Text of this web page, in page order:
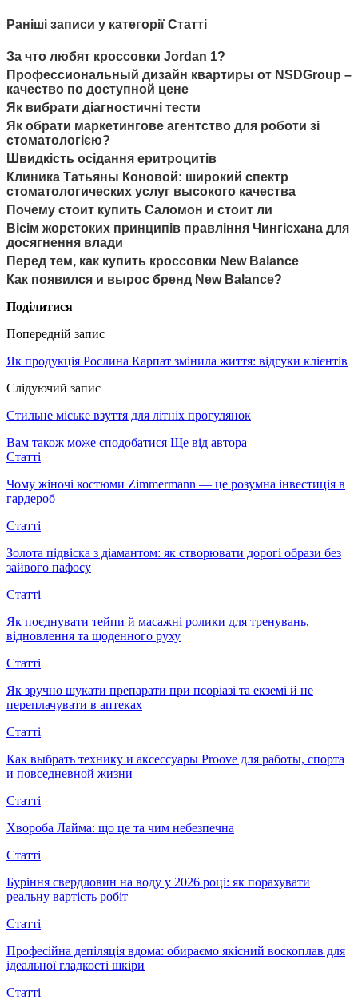
Раніші записи у категорії Статті
За что любят кроссовки Jordan 1?
Профессиональный дизайн квартиры от NSDGroup –
качество по доступной цене
Як вибрати діагностичні тести
Як обрати маркетингове агентство для роботи зі
стоматологією?
Швидкість осідання еритроцитів
Клиника Татьяны Коновой: широкий спектр
стоматологических услуг высокого качества
Почему стоит купить Саломон и стоит ли
Вісім жорстоких принципів правління Чингісхана для
досягнення влади
Перед тем, как купить кроссовки New Balance
Как появился и вырос бренд New Balance?
Поділитися
Попередній запис
Як продукція Рослина Карпат змінила життя: відгуки клієнтів
Слідуючий запис
Стильне міське взуття для літніх прогулянок
Вам також може сподобатися Ще від автора
Статті
Чому жіночі костюми Zimmermann — це розумна інвестиція в
гардероб
Статті
Золота підвіска з діамантом: як створювати дорогі образи без
зайвого пафосу
Статті
Як поєднувати тейпи й масажні ролики для тренувань,
відновлення та щоденного руху
Статті
Як зручно шукати препарати при псоріазі та екземі й не
переплачувати в аптеках
Статті
Как выбрать технику и аксессуары Proove для работы, спорта
и повседневной жизни
Статті
Хвороба Лайма: що це та чим небезпечна
Статті
Буріння свердловин на воду у 2026 році: як порахувати
реальну вартість робіт
Статті
Професійна депіляція вдома: обираємо якісний воскоплав для
ідеальної гладкості шкіри
Статті